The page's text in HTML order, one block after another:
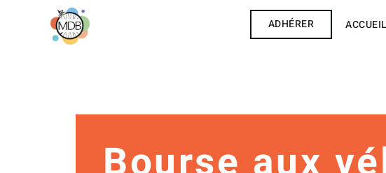
ADHÉRER ACCUEIL